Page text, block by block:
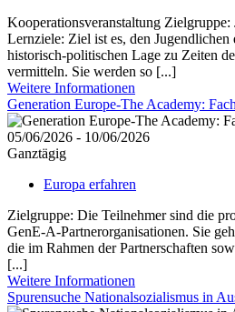
Kooperationsveranstaltung
Lernziele: Ziel ist es, den
historisch-politischen Lage zu Zeiten
vermitteln. Sie werden so [...]
Weitere Informationen
Generation Europe-The Academy:
05/06/2026 - 10/06/2026
Ganztägig
Europa erfahren
Zielgruppe: Die Teilnehmer sind die
GenE-A-Partnerorganisationen. Sie
die im Rahmen der Partnerschaften
[...]
Weitere Informationen
Spurensuche Nationalsozialismus in